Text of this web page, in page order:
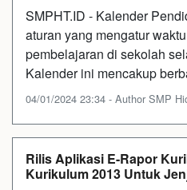
SMPHT.ID - Kalender
aturan yang mengatur
pembelajaran di sekolah
Kalender ini mencakup
04/01/2024 23:34 - Author SMP
Rilis Aplikasi E-Rapor
Kurikulum 2013 Untuk